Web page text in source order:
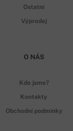
Ostatní
Výprodej
O NÁS
Kdo jsme?
Kontakty
Obchodní podmínky